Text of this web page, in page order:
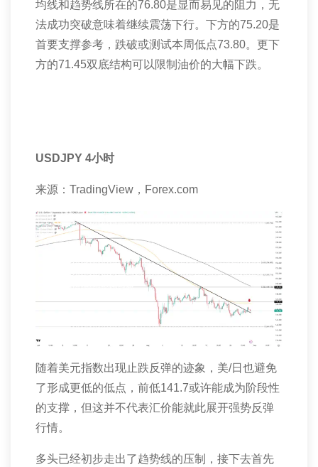
均线和趋势线所在的76.80是显而易见的阻力，无
法成功突破意味着继续震荡下行。下方的75.20是
首要支撑参考，跌破或测试本周低点73.80。更下
方的71.45双底结构可以限制油价的大幅下跌。
USDJPY 4小时
来源： TradingView ， Forex.com
随着美元指数出现止跌反弹的迹象，美/日也避免
了形成更低的低点，前低141.7或许能成为阶段性
的支撑，但这并不代表汇价能就此展开强势反弹
行情。
多头已经初步走出了趋势线的压制，接下去首先